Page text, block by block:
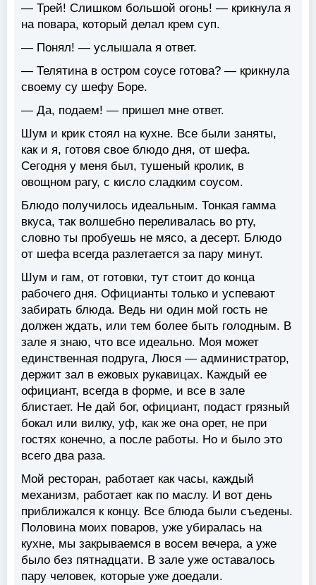
— Трей! Слишком большой огонь! — крикнула я
на повара, который делал крем суп.
— Понял! — услышала я ответ.
— Телятина в остром соусе готова? — крикнула
своему су шефу Боре.
— Да, подаем! — пришел мне ответ.
Шум и крик стоял на кухне. Все были заняты,
как и я, готовя свое блюдо дня, от шефа.
Сегодня у меня был, тушеный кролик, в
овощном рагу, с кисло сладким соусом.
Блюдо получилось идеальным. Тонкая гамма
вкуса, так волшебно переливалась во рту,
словно ты пробуешь не мясо, а десерт. Блюдо
от шефа всегда разлетается за пару минут.
Шум и гам, от готовки, тут стоит до конца
рабочего дня. Официанты только и успевают
забирать блюда. Ведь ни один мой гость не
должен ждать, или тем более быть голодным. В
зале я знаю, что все идеально. Моя может
единственная подруга, Люся — администратор,
держит зал в ежовых рукавицах. Каждый ее
официант, всегда в форме, и все в зале
блистает. Не дай бог, официант, подаст грязный
бокал или вилку, уф, как же она орет, не при
гостях конечно, а после работы. Но и было это
всего два раза.
Мой ресторан, работает как часы, каждый
механизм, работает как по маслу. И вот день
приближался к концу. Все блюда были съедены.
Половина моих поваров, уже убиралась на
кухне, мы закрываемся в восем вечера, а уже
было без пятнадцати. В зале уже оставалось
пару человек, которые уже доедали.